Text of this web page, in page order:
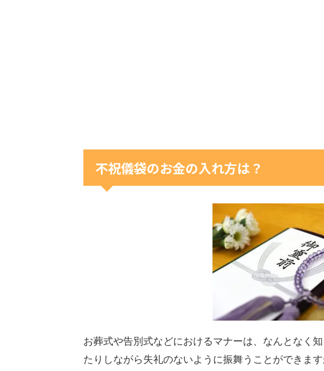
不祝儀袋のお金の入れ方は？
お葬式や告別式などにおけるマナーは、なんとなく
たりしながら失礼のないように振舞うことができま